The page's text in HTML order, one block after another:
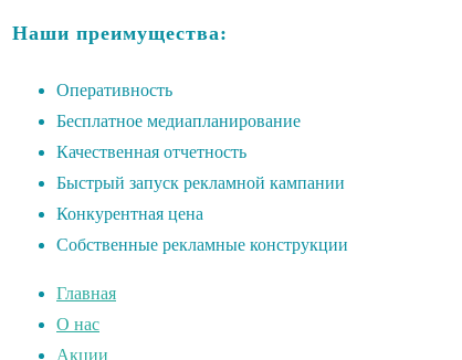
Наши преимущества:
Оперативность
Бесплатное медиапланирование
Качественная отчетность
Быстрый запуск рекламной кампании
Конкурентная цена
Собственные рекламные конструкции
Главная
О нас
Акции